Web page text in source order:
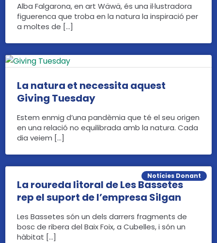
Alba Falgarona, en art Wäwä, és una il·lustradora
figuerenca que troba en la natura la inspiració per
a moltes de […]
La natura et necessita aquest
Giving Tuesday
Estem enmig d’una pandèmia que té el seu origen
en una relació no equilibrada amb la natura. Cada
dia veiem […]
La roureda litoral de Les Bassetes
rep el suport de l’empresa Silgan
Notícies Donant
Les Bassetes són un dels darrers fragments de
bosc de ribera del Baix Foix, a Cubelles, i són un
hàbitat […]